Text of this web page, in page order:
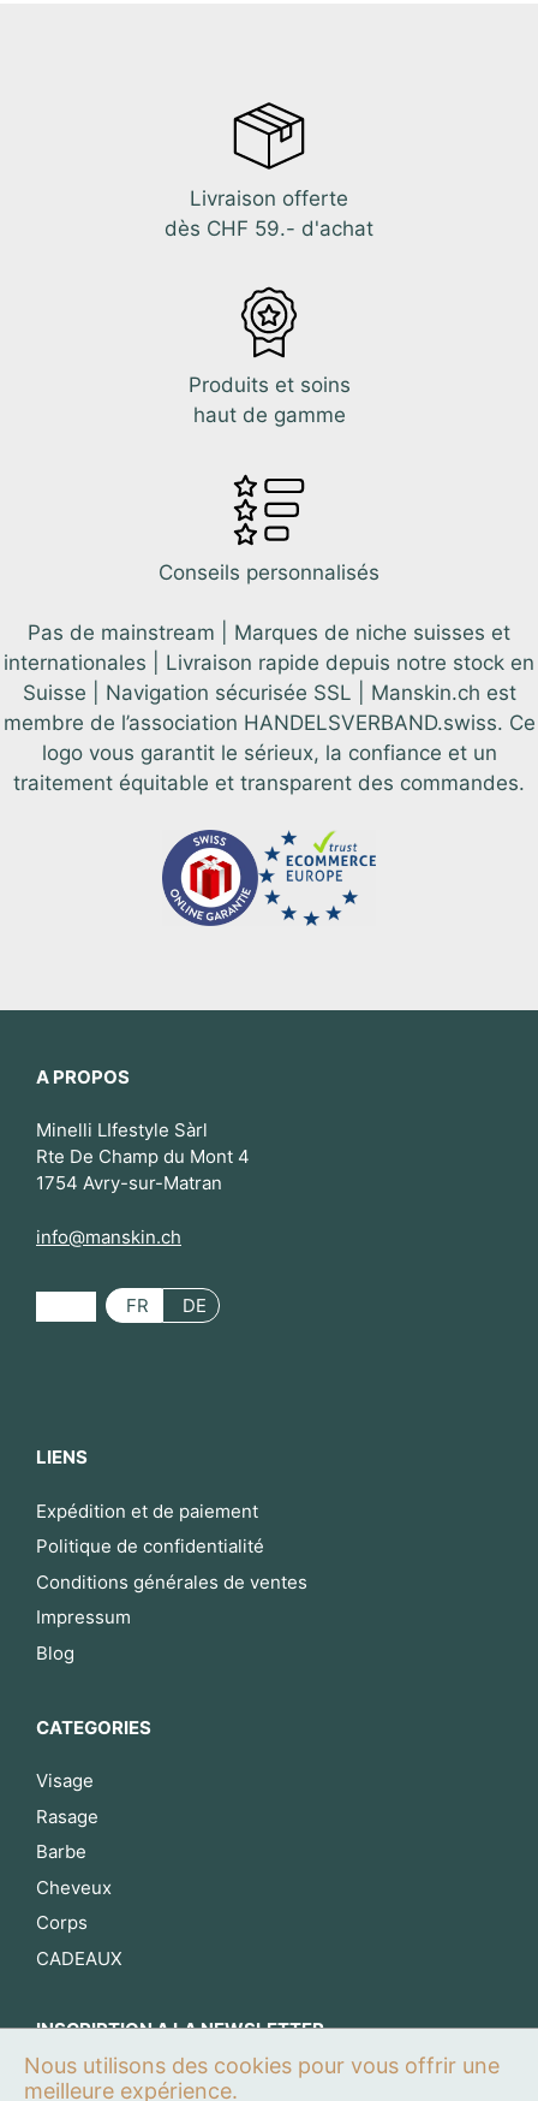
Livraison offerte
dès CHF 59.- d'achat
Produits et soins
haut de gamme
Conseils personnalisés
Pas de mainstream | Marques de niche suisses et
internationales | Livraison rapide depuis notre stock en
Suisse | Navigation sécurisée SSL | Manskin.ch est
membre de l’association HANDELSVERBAND.swiss. Ce
logo vous garantit le sérieux, la confiance et un
traitement équitable et transparent des commandes.
A PROPOS
Minelli LIfestyle Sàrl
Rte De Champ du Mont 4
1754 Avry-sur-Matran
info@manskin.ch
FR DE
LIENS
Expédition et de paiement
Politique de confidentialité
Conditions générales de ventes
Impressum
Blog
CATEGORIES
Visage
Rasage
Barbe
Cheveux
Corps
CADEAUX
INSCRIPTION A LA NEWSLETTER
S’inscrire maintenant
Nous utilisons des cookies pour vous offrir une
meilleure expérience.